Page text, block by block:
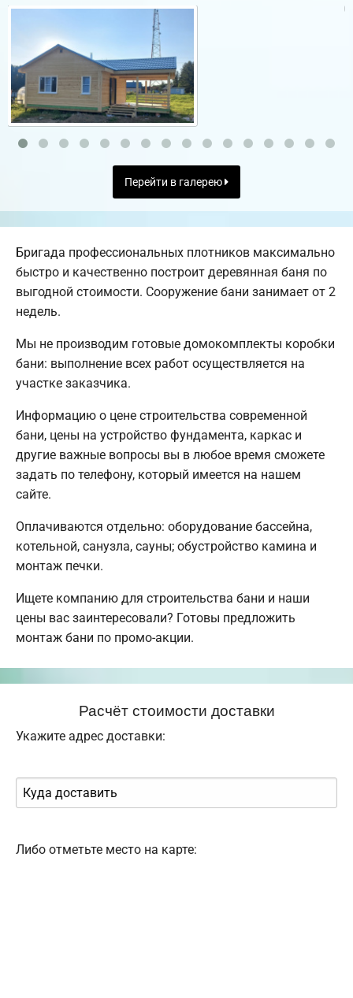
Перейти в галерею
Бригада профессиональных плотников максимально
быстро и качественно построит деревянная баня по
выгодной стоимости. Сооружение бани занимает от 2
недель.
Мы не производим готовые домокомплекты коробки
бани: выполнение всех работ осуществляется на
участке заказчика.
Информацию о цене строительства современной
бани, цены на устройство фундамента, каркас и
другие важные вопросы вы в любое время сможете
задать по телефону, который имеется на нашем
сайте.
Оплачиваются отдельно: оборудование бассейна,
котельной, санузла, сауны; обустройство камина и
монтаж печки.
Ищете компанию для строительства бани и наши
цены вас заинтересовали? Готовы предложить
монтаж бани по промо-акции.
Расчёт стоимости доставки
Укажите адрес доставки:
Либо отметьте место на карте: